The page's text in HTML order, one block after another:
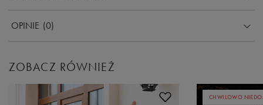
OPINIE (0)
ZOBACZ RÓWNIEŻ
CHWILOWO